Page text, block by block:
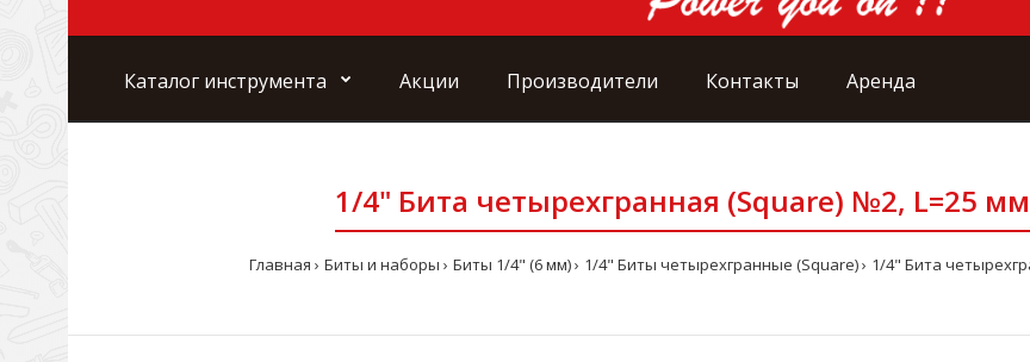
Каталог инструмента Акции Производители Контакты Аренда
1/4" Бита четырехгранная (Square) №2, L=25 мм
Главная Биты и наборы Биты 1/4" (6 мм) 1/4" Биты четырехгранные (Square) 1/4" Бита